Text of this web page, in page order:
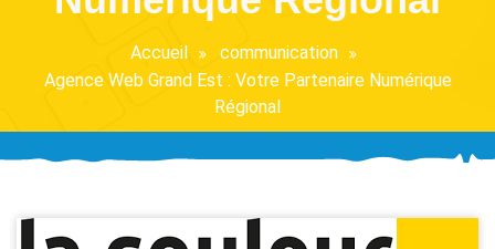
Accueil
communication
Agence Web Grand Est : Votre Partenaire Numérique
Régional